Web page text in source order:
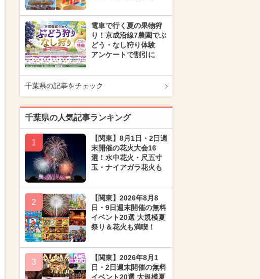
電車で行く夏の果物狩
り！京成沿線7農園でぶ
どう・なし狩り体験
アンケートで割引に
千葉県の記事をチェック
千葉県の人気記事ランキング
1
【関東】8月1日・2日週
末開催の花火大会16
選！水中花火・尺五寸
玉・ナイアガラ花火も
2
【関東】2026年8月8
日・9日週末開催の無料
イベント20選 大規模夏
祭り＆花火も満喫！
3
【関東】2026年8月1
日・2日週末開催の無料
イベント20選 大規模夏